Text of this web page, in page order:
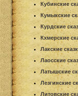
Кубинские
Кумыкские
Курдские
Кхмерские
Лакские
Лаосские
Латышские
Лезгинские
Литовские